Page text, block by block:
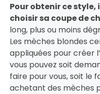
Pour obtenir ce style,
choisir sa coupe de
long, plus ou moins
Les mèches blondes
appliquées pour créer
vous pouvez soit
faire pour vous, soit le
achetant des mèches